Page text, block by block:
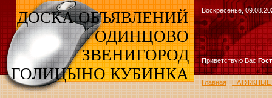
ДОСКА ОБЪЯВЛЕНИЙ
ОДИНЦОВО
ЗВЕНИГОРОД
ГОЛИЦЫНО КУБИНКА
Воскресенье,
Приветствую Вас
Главная|НАТЯЖНЫЕ